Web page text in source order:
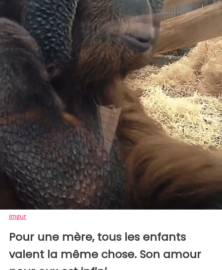
imgur
Pour une mère, tous les enfants
valent la même chose. Son amour